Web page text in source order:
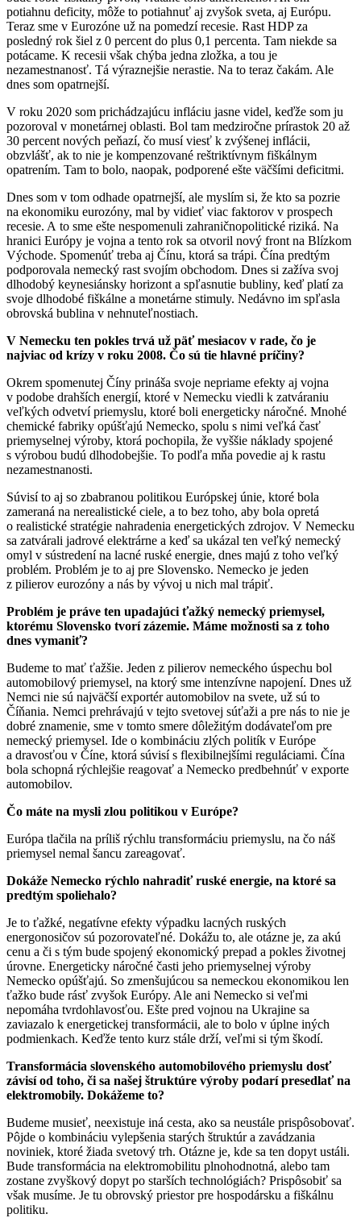
potiahnu deficity, môže to potiahnuť aj zvyšok sveta, aj Európu.
Teraz sme v Eurozóne už na pomedzí recesie. Rast HDP za
posledný rok šiel z 0 percent do plus 0,1 percenta. Tam niekde sa
potácame. K recesii však chýba jedna zložka, a tou je
nezamestnanosť. Tá výraznejšie nerastie. Na to teraz čakám. Ale
dnes som opatrnejší.
V roku 2020 som prichádzajúcu infláciu jasne videl, keďže som ju
pozoroval v monetárnej oblasti. Bol tam medziročne prírastok 20 až
30 percent nových peňazí, čo musí viesť k zvýšenej inflácii,
obzvlášť, ak to nie je kompenzované reštriktívnym fiškálnym
opatrením. Tam to bolo, naopak, podporené ešte väčšími deficitmi.
Dnes som v tom odhade opatrnejší, ale myslím si, že kto sa pozrie
na ekonomiku eurozóny, mal by vidieť viac faktorov v prospech
recesie. A to sme ešte nespomenuli zahraničnopolitické riziká. Na
hranici Európy je vojna a tento rok sa otvoril nový front na Blízkom
Východe. Spomenúť treba aj Čínu, ktorá sa trápi. Čína predtým
podporovala nemecký rast svojím obchodom. Dnes si zažíva svoj
dlhodobý keynesiánsky horizont a spľasnutie bubliny, keď platí za
svoje dlhodobé fiškálne a monetárne stimuly. Nedávno im spľasla
obrovská bublina v nehnuteľnostiach.
V Nemecku ten pokles trvá už päť mesiacov v rade, čo je
najviac od krízy v roku 2008. Čo sú tie hlavné príčiny?
Okrem spomenutej Číny prináša svoje nepriame efekty aj vojna
v podobe drahších energií, ktoré v Nemecku viedli k zatváraniu
veľkých odvetví priemyslu, ktoré boli energeticky náročné. Mnohé
chemické fabriky opúšťajú Nemecko, spolu s nimi veľká časť
priemyselnej výroby, ktorá pochopila, že vyššie náklady spojené
s výrobou budú dlhodobejšie. To podľa mňa povedie aj k rastu
nezamestnanosti.
Súvisí to aj so zbabranou politikou Európskej únie, ktoré bola
zameraná na nerealistické ciele, a to bez toho, aby bola opretá
o realistické stratégie nahradenia energetických zdrojov. V Nemecku
sa zatvárali jadrové elektrárne a keď sa ukázal ten veľký nemecký
omyl v sústredení na lacné ruské energie, dnes majú z toho veľký
problém. Problém je to aj pre Slovensko. Nemecko je jeden
z pilierov eurozóny a nás by vývoj u nich mal trápiť.
Problém je práve ten upadajúci ťažký nemecký priemysel,
ktorému Slovensko tvorí zázemie. Máme možnosti sa z toho
dnes vymaniť?
Budeme to mať ťažšie. Jeden z pilierov nemeckého úspechu bol
automobilový priemysel, na ktorý sme intenzívne napojení. Dnes už
Nemci nie sú najväčší exportér automobilov na svete, už sú to
Číňania. Nemci prehrávajú v tejto svetovej súťaži a pre nás to nie je
dobré znamenie, sme v tomto smere dôležitým dodávateľom pre
nemecký priemysel. Ide o kombináciu zlých politík v Európe
a dravosťou v Číne, ktorá súvisí s flexibilnejšími reguláciami. Čína
bola schopná rýchlejšie reagovať a Nemecko predbehnúť v exporte
automobilov.
Čo máte na mysli zlou politikou v Európe?
Európa tlačila na príliš rýchlu transformáciu priemyslu, na čo náš
priemysel nemal šancu zareagovať.
Dokáže Nemecko rýchlo nahradiť ruské energie, na ktoré sa
predtým spoliehalo?
Je to ťažké, negatívne efekty výpadku lacných ruských
energonosičov sú pozorovateľné. Dokážu to, ale otázne je, za akú
cenu a či s tým bude spojený ekonomický prepad a pokles životnej
úrovne. Energeticky náročné časti jeho priemyselnej výroby
Nemecko opúšťajú. So zmenšujúcou sa nemeckou ekonomikou len
ťažko bude rásť zvyšok Európy. Ale ani Nemecko si veľmi
nepomáha tvrdohlavosťou. Ešte pred vojnou na Ukrajine sa
zaviazalo k energetickej transformácii, ale to bolo v úplne iných
podmienkach. Keďže tento kurz stále drží, veľmi si tým škodí.
Transformácia slovenského automobilového priemyslu dosť
závisí od toho, či sa našej štruktúre výroby podarí presedlať na
elektromobily. Dokážeme to?
Budeme musieť, neexistuje iná cesta, ako sa neustále prispôsobovať.
Pôjde o kombináciu vylepšenia starých štruktúr a zavádzania
noviniek, ktoré žiada svetový trh. Otázne je, kde sa ten dopyt ustáli.
Bude transformácia na elektromobilitu plnohodnotná, alebo tam
zostane zvyškový dopyt po starších technológiách? Prispôsobiť sa
však musíme. Je tu obrovský priestor pre hospodársku a fiškálnu
politiku.